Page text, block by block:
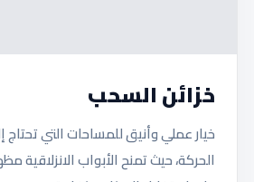
خزائن السحب
خيار عملي وأنيق للمساحات التي
الحركة، حيث تمنح الأبواب الانزلاقية